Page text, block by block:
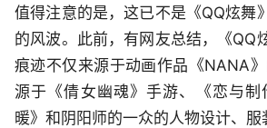
值得注意的是，这已不是《QQ炫舞
的风波。此前，有网友总结，《QQ
痕迹不仅来源于动画作品《NANA
源于《倩女幽魂》手游、《恋与
暖》和阴阳师的一众的人物设计、服